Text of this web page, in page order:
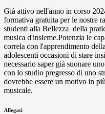
Già attivo nell'anno in corso
formativa gratuita per le nostre
studenti alla Bellezza della
musica d'insieme.Potenzia le
correla con l'apprendimento
adolescenti occasioni di stare
necessario saper già suonare
con lo studio pregresso di uno
dovrebbe essere un motivo in
musicale.
Allegati